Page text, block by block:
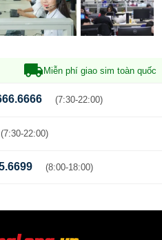
Miễn phí giao sim toàn quốc
(7:30-22:00)
(7:30-22:00)
(8:00-18:00)